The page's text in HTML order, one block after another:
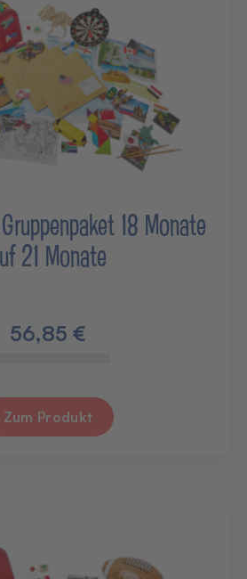
18 Monate
21 Monate
56,85 €
Zum Produkt